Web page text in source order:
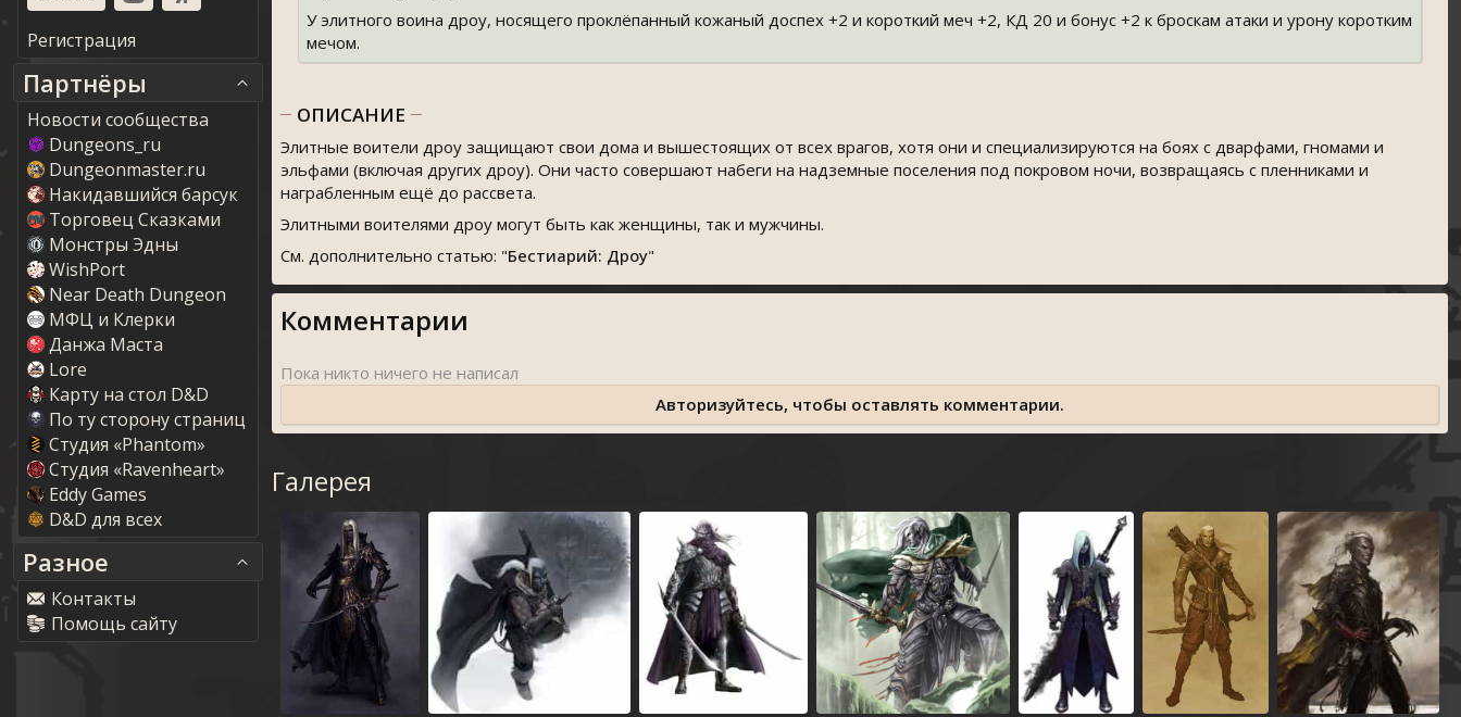
Регистрация
Партнёры
Новости сообщества
Dungeons_ru
Dungeonmaster.ru
Накидавшийся барсук
Торговец Сказками
Монстры Эдны
WishPort
Near Death Dungeon
МФЦ и Клерки
Данжа Маста
Lore
Карту на стол D&D
По ту сторону страниц
Студия «Phantom»
Студия «Ravenheart»
Eddy Game
D&D для всех
Разное
Контакты
Помощь сайту
У элитного воина дроу, носящего проклёпанный кожаный доспех +2 и короткий меч +2, КД 20 и бонус +2 к броскам атаки и урону коротким
мечом.
ОПИСАНИЕ
Элитные воители дроу защищают свои дома и вышестоящих от всех врагов, хотя они и специализируются на боях с дварфами, гномами и
эльфами (включая других дроу). Они часто совершают набеги на надземные поселения под покровом ночи, возвращаясь с пленниками и
награбленным ещё до рассвета.
Элитными воителями дроу могут быть как женщины, так и мужчины.
См. дополнительно статью: "Бестиарий: Дроу"
Комментарии
Авторизуйтесь, чтобы оставлять комментарии.
Галерея